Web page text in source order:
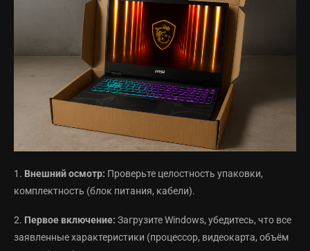
1. Внешний осмотр: Проверьте целостность упаковки,
комплектность (блок питания, кабели).
2. Первое включение: Загрузите Windows, убедитесь, что все
заявленные характеристики (процессор, видеокарта, объём